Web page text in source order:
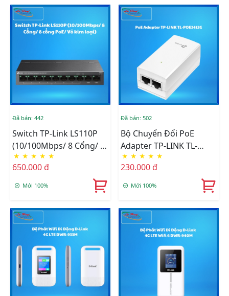
Đã bán: 442
Switch TP-Link LS110P
(10/100Mbps/ 8 Cổng/ 8
Cổng PoE/ Vỏ Kim Loại)
★ ★ ★ ★ ★
650.000 đ
Mới 100%
Đã bán: 502
Bộ Chuyển Đổi PoE
Adapter TP-LINK TL-
POE2412G
★ ★ ★ ★ ★
230.000 đ
Mới 100%